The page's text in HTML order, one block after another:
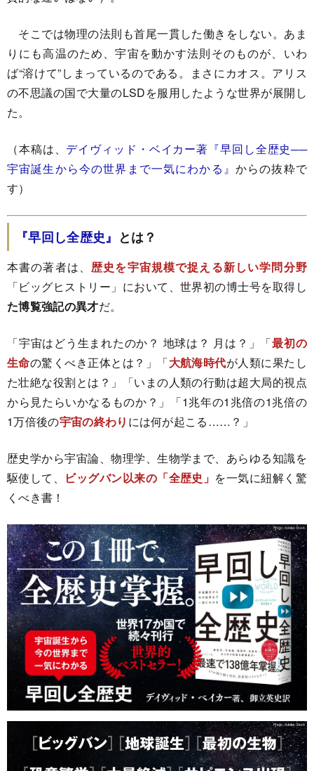
そこでは物理の法則も首尾一貫した働きをしない。あま
りにも高温のため、宇宙を動かす法則そのものが、いわ
ば“溶けて”しまっているのである。まさにカオス。アリス
の不思議の国で大量のLSDを服用したような世界が展開し
た。
（本稿は、 デイヴィッド・ベイカー著『早回し全歴史──
宇宙誕生から今の世界まで一気にわかる』 からの抜粋で
す）
『早回し全歴史』 とは？
本書の著者は、歴史を宇宙規模で捉える新しい学問分野
「ビッグヒストリー」において、世界初の博士号を取得し
た博覧強記の異才だ。
「宇宙はどう生まれたのか？ 地球は？ 月は？」「最初の
生命の驚くべき正体とは？」「大航海時代が人類に果たし
た壮絶な役割とは？」「いまの人類の行動は超大局的視点
から見たらいかなるものか？」「1兆年の1兆倍の1兆倍の
1万倍後の宇宙の終わり には何が起こる……？」
歴史学から宇宙論、物理学、生物学まで、あらゆる知識を
駆使して、
ビッグバン以来の「全歴史」 を一気に紐解く驚
くべき書！